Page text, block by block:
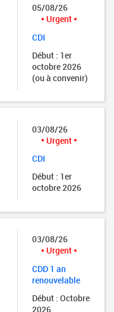
05/08/26
Urgent
CDI
Début : 1er
octobre 2026
(ou à convenir)
03/08/26
Urgent
CDI
Début : 1er
octobre 2026
03/08/26
Urgent
CDD 1 an
renouvelable
Début : Octobre
2026